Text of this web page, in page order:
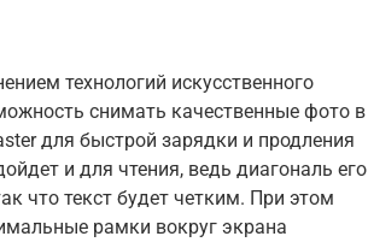
технологий искусственного
снимать качественные фото в
для быстрой зарядки и продления
и для чтения, ведь диагональ его
что текст будет четким. При этом
рамки вокруг экрана